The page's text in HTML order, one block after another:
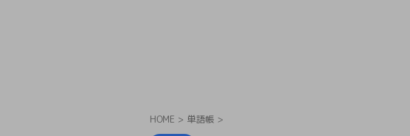
HOME > 単語帳 >